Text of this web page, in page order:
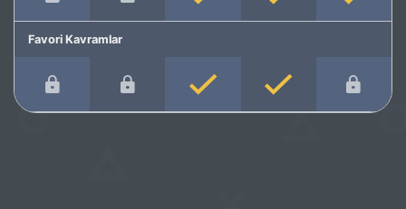
Favori Kavramlar